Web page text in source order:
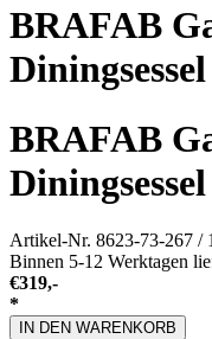
BRAFAB
BRAFAB
Artikel-Nr. 8623-73-267 /
Binnen 5-12 Werktagen
€319,-
*
IN DEN WARENKORB